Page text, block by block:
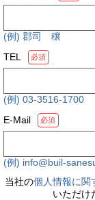
(例) 郡司 穣
TEL
必須
(例) 03-3516-1700
E-Mail
必須
(例) info@buil-
当社の個人情報に関
いただけ